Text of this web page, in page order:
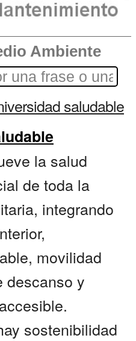
Ambiente
saludable
la salud
de toda la
integrando
movilidad
descanso y
sostenibilidad